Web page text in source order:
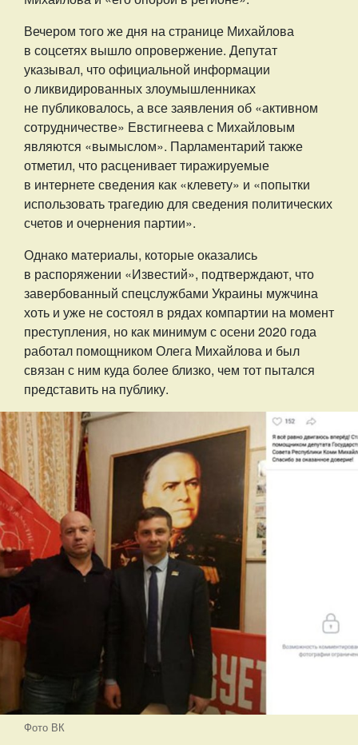
Вечером того же дня на странице Михайлова
в соцсетях вышло опровержение. Депутат
указывал, что официальной информации
о ликвидированных злоумышленниках
не публиковалось, а все заявления об «активном
сотрудничестве» Евстигнеева с Михайловым
являются «вымыслом». Парламентарий также
отметил, что расценивает тиражируемые
в интернете сведения как «клевету» и «попытки
использовать трагедию для сведения политических
счетов и очернения партии».
Однако материалы, которые оказались
в распоряжении «Известий», подтверждают, что
завербованный спецслужбами Украины мужчина
хоть и уже не состоял в рядах компартии на момент
преступления, но как минимум с осени 2020 года
работал помощником Олега Михайлова и был
связан с ним куда более близко, чем тот пытался
представить на публику.
Фото ВК